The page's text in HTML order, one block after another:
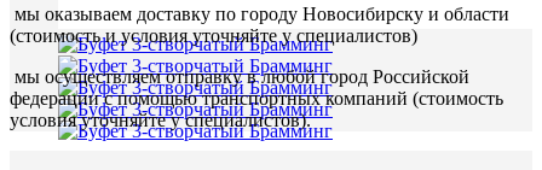
мы оказываем доставку по городу Новосибирску и области
(стоимость и условия уточняйте у специалистов)
мы осуществляем отправку в любой город Российской
федерации с помощью транспортных компаний (стоимость
условия уточняйте у специалистов).